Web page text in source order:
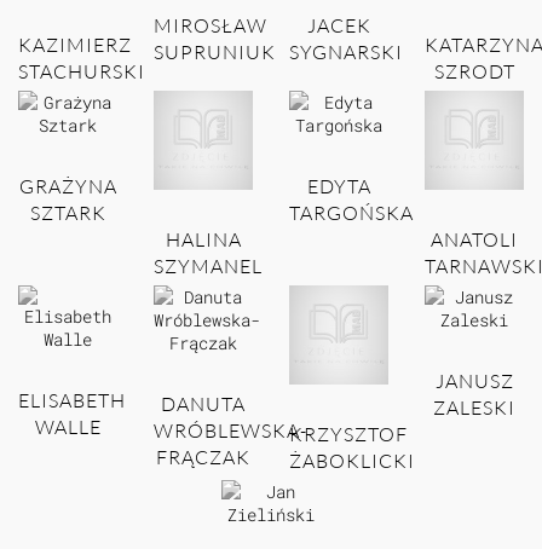
KAZIMIERZ
STACHURSKI
MIROSŁAW
SUPRUNIUK
JACEK
SYGNARSKI
SZRODT
GRAŻYNA
SZTARK
HALINA
SZYMANEL
EDYTA
TARGOŃSKA
ANATOLI
ELISABETH
WALLE
DANUTA
WRÓBLEWSKA-
FRĄCZAK
KRZYSZTOF
ŻABOKLICKI
JANUSZ
ZALESKI